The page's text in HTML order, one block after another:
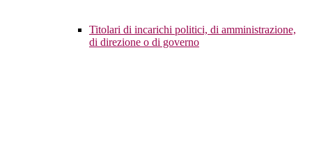
Titolari di incarichi politici, di amministrazione,
di direzione o di governo